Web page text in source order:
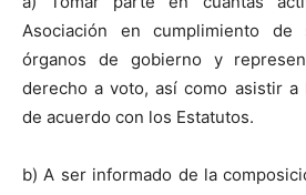
Asociación en cumplimiento
órganos de gobierno y
derecho a voto, así como asistir a
de acuerdo con los Estatutos.
b) A ser informado de la